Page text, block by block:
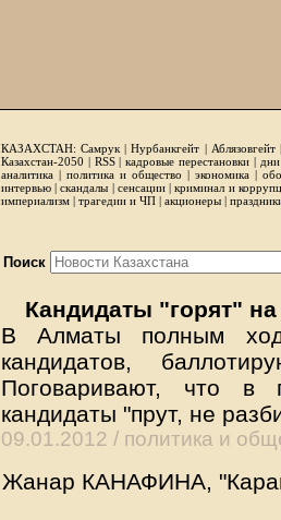
КАЗАХСТАН: Самрук |Нурбанкгейт | Аблязовгейт
Казахстан-2050 | RSS|кадровые перестановки|
аналитика | политика и общество | экономика |
интервью |скандалы | сенсации|криминал и
империализм | трагедии и ЧП | акционеры |
Поиск
Кандидаты "горят"
В Алматы полным
кандидатов,
Поговаривают, что в
кандидаты "прут, не
09.01.2012 / политика и
Жанар КАНАФИНА,